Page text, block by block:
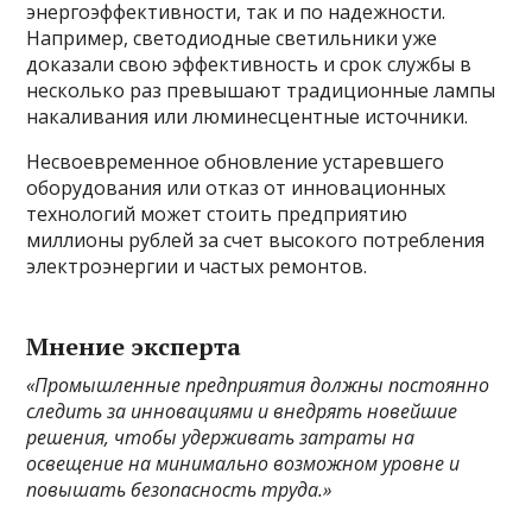
энергоэффективности, так и по надежности.
Например, светодиодные светильники уже
доказали свою эффективность и срок службы в
несколько раз превышают традиционные лампы
накаливания или люминесцентные источники.
Несвоевременное обновление устаревшего
оборудования или отказ от инновационных
технологий может стоить предприятию
миллионы рублей за счет высокого потребления
электроэнергии и частых ремонтов.
Мнение эксперта
«Промышленные предприятия должны постоянно
следить за инновациями и внедрять новейшие
решения, чтобы удерживать затраты на
освещение на минимально возможном уровне и
повышать безопасность труда.»